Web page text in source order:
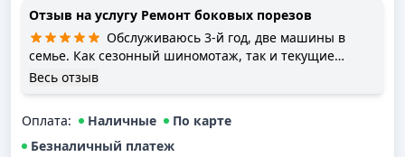
Отзыв на услугу Ремонт боковых порезов
Обслуживаюсь 3-й год, две машины в
семье. Как сезонный шиномотаж, так и текущие
работы - порезы, устранение дырок от шурупы,
горке, езжу сюда
Весь отзыв
Оплата: Наличные
По карте
Безналичный платеж